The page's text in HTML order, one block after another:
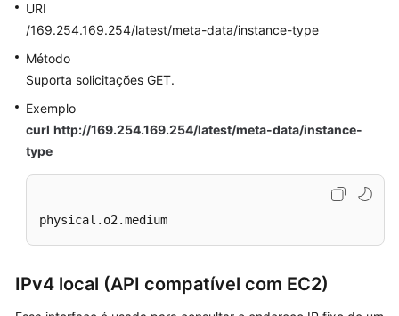
URI
/169.254.169.254/latest/meta-data/instance-type
Método
Suporta solicitações GET.
Exemplo
curl http://169.254.169.254/latest/meta-data/instance-
type
physical.o2.medium
IPv4 local (API compatível com EC2)